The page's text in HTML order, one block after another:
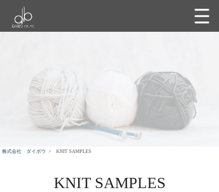
株式会社 ダイボウ > KNIT SAMPLES
KNIT SAMPLES